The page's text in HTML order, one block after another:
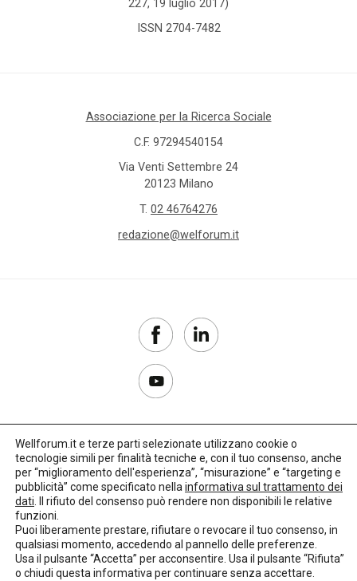
227, 19 luglio 2017)
ISSN 2704-7482
Associazione per la Ricerca Sociale
C.F. 97294540154
Via Venti Settembre 24
20123 Milano
T. 02 46764276
redazione@welforum.it
Copyright 2017–2026
Privacy Policy
Credits: LO Studio
Wellforum.it e terze parti selezionate utilizzano cookie o
tecnologie simili per finalità tecniche e, con il tuo consenso, anche
per “miglioramento dell'esperienza”, “misurazione” e “targeting e
pubblicità” come specificato nella informativa sul trattamento dei
dati . Il rifiuto del consenso può rendere non disponibili le relative
funzioni.
Puoi liberamente prestare, rifiutare o revocare il tuo consenso, in
qualsiasi momento, accedendo al pannello delle preferenze.
Usa il pulsante “Accetta” per acconsentire. Usa il pulsante “Rifiuta”
o chiudi questa informativa per continuare senza accettare.